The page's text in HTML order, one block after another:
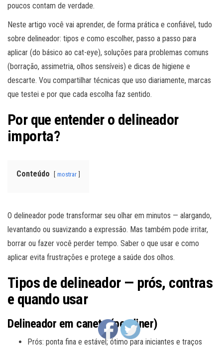
poucos contam de verdade.
Neste artigo você vai aprender, de forma prática e confiável, tudo
sobre delineador: tipos e como escolher, passo a passo para
aplicar (do básico ao cat-eye), soluções para problemas comuns
(borração, assimetria, olhos sensíveis) e dicas de higiene e
descarte. Vou compartilhar técnicas que uso diariamente, marcas
que testei e por que cada escolha faz sentido.
Por que entender o delineador
importa?
Conteúdo mostrar
O delineador pode transformar seu olhar em minutos — alargando,
levantando ou suavizando a expressão. Mas também pode irritar,
borrar ou fazer você perder tempo. Saber o que usar e como
aplicar evita frustrações e protege a saúde dos olhos.
Tipos de delineador — prós, contras
e quando usar
Delineador em caneta (pen liner)
Prós: ponta fina e estável; ótimo para iniciantes e traços